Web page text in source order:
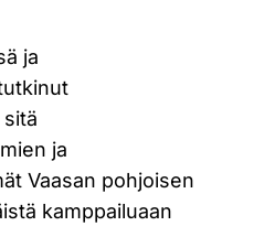
ja
ja
Vaasan pohjoisen
kamppailuaan